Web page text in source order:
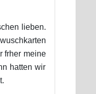
lieben.
frher meine
hatten wir